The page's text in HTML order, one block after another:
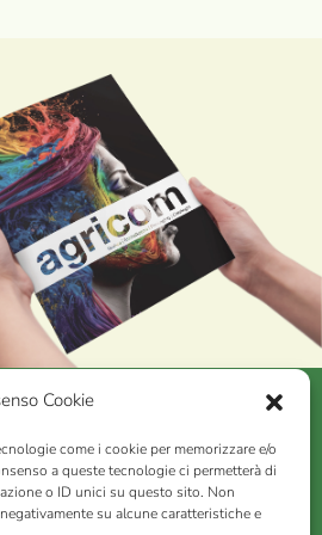
Cookie
come i cookie per memorizzare e/o
a queste tecnologie ci permetterà di
o ID unici su questo sito. Non
su alcune caratteristiche e
AGRICOMs.r.l.
60.200,00 Int. versato |
C.C.I.A.A. di Pistoia n. 117066